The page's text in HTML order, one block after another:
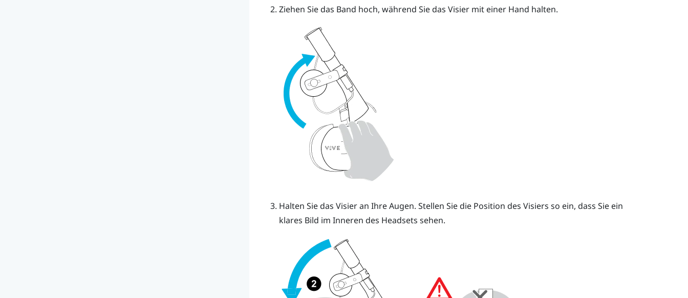
Ziehen Sie das Band hoch, während Sie das Visier mit einer Hand halten.
Halten Sie das Visier an Ihre Augen. Stellen Sie die Position des Visiers so ein, dass Sie ein
klares Bild im Inneren des Headsets sehen.